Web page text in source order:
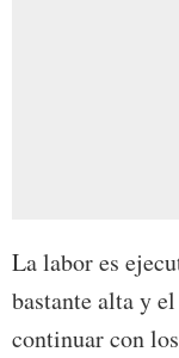
La labor es
bastante alta y
continuar con